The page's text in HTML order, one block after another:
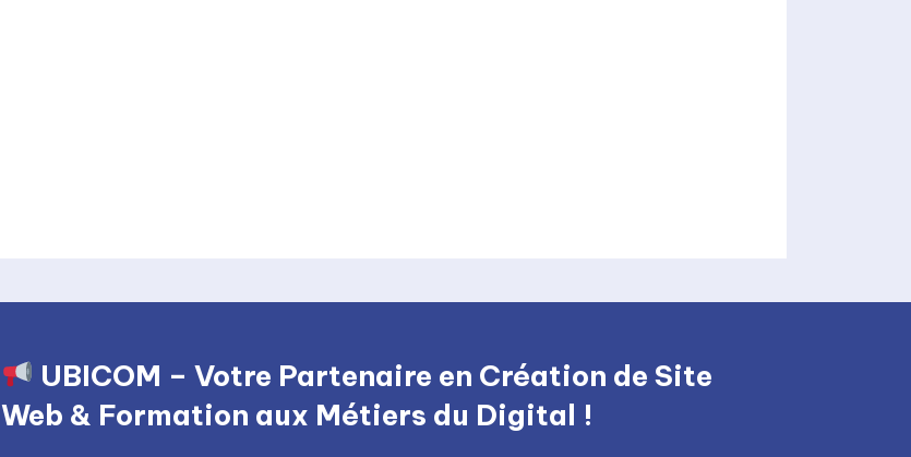
UBICOM – Votre Partenaire en Création de Site
Web & Formation aux Métiers du Digital !